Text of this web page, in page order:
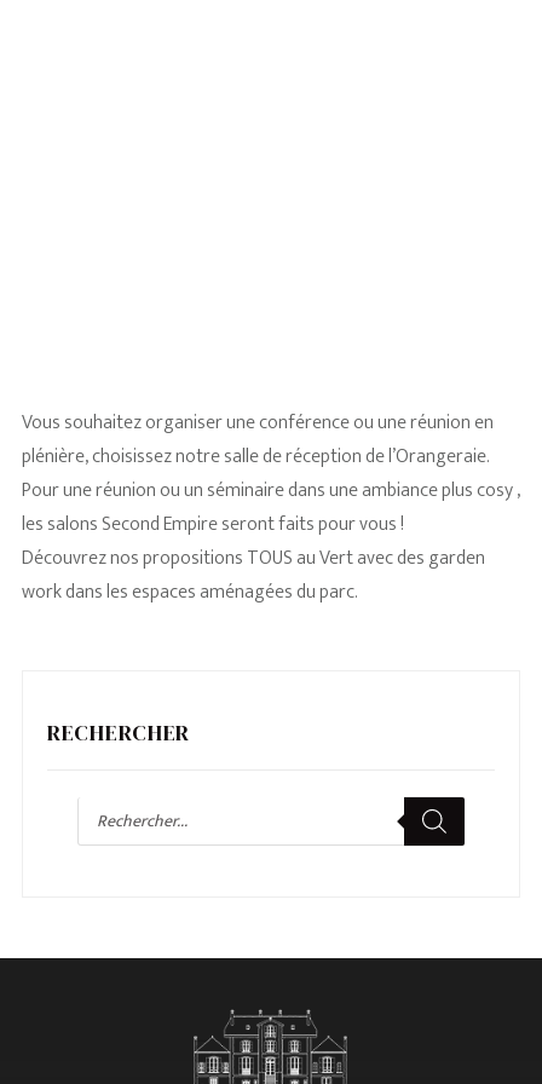
RECHERCHER
Recherche
de
Vous souhaitez organiser une conférence ou une réunion en
plénière, choisissez notre salle de réception de l’Orangeraie.
Pour une réunion ou un séminaire dans une ambiance plus cosy ,
les salons Second Empire seront faits pour vous !
Découvrez nos propositions TOUS au Vert avec des garden
work dans les espaces aménagées du parc.